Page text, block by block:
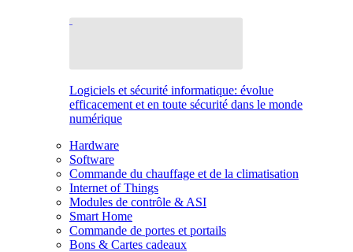
Logiciels et sécurité informatique: évolue
efficacement et en toute sécurité dans le monde
numérique
Hardware
Software
Commande du chauffage et de la climatisation
Internet of Things
Modules de contrôle & ASI
Smart Home
Commande de portes et portails
Bons & Cartes cadeaux